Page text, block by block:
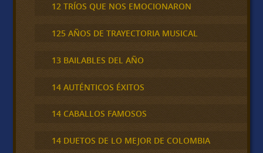
12 TRÍOS QUE NOS EMOCIONARON
125 AÑOS DE TRAYECTORIA MUSICAL
13 BAILABLES DEL AÑO
14 AUTÉNTICOS ÉXITOS
14 CABALLOS FAMOSOS
14 DUETOS DE LO MEJOR DE COLOMBIA